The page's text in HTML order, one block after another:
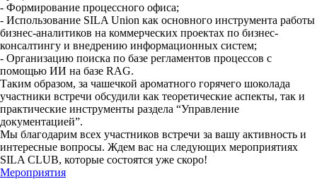
- Формирование процессного офиса;
- Использование SILA Union как основного инструмента работы
бизнес-аналитиков на коммерческих проектах по бизнес-
консалтингу и внедрению информационных систем;
- Организацию поиска по базе регламентов процессов с
помощью ИИ на базе RAG.
Таким образом, за чашечкой ароматного горячего шоколада
участники встречи обсудили как теоретические аспекты, так и
практические инструменты раздела “Управление
документацией”.
Мы благодарим всех участников встречи за вашу активность и
интересные вопросы. Ждем вас на следующих мероприятиях
SILA CLUB, которые состоятся уже скоро!
Мероприятия